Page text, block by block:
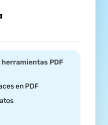
PDF
en PDF